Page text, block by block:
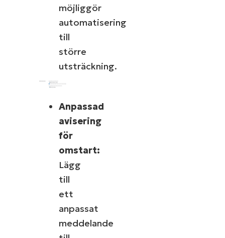
möjliggör
automatisering
till
större
utsträckning.
Anpassad
avisering
för
omstart:
Lägg
till
ett
anpassat
meddelande